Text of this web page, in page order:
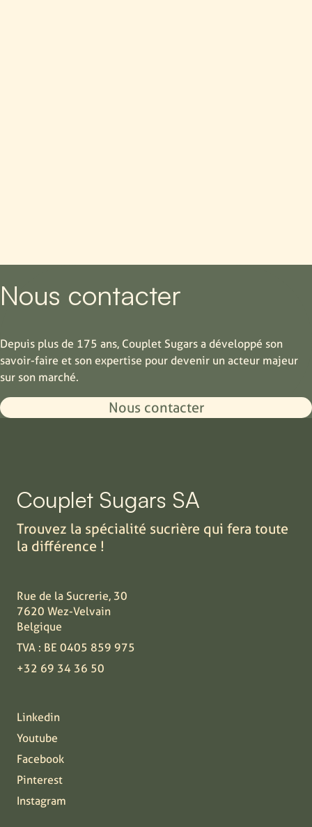
Nous contacter
Depuis plus de 175 ans, Couplet Sugars a développé son
savoir-faire et son expertise pour devenir un acteur majeur
sur son marché.
Nous contacter
Couplet Sugars SA
Trouvez la spécialité sucrière qui fera toute
la différence !
Rue de la Sucrerie, 30
7620 Wez-Velvain
Belgique
TVA : BE 0405 859 975
+32 69 34 36 50
Linkedin
Youtube
Facebook
Pinterest
Instagram